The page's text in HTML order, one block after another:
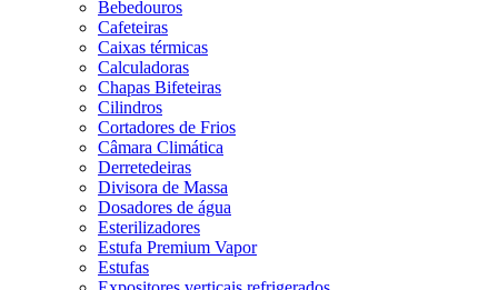
Bebedouros
Cafeteiras
Caixas térmicas
Calculadoras
Chapas Bifeteiras
Cilindros
Cortadores de Frios
Câmara Climática
Derretedeiras
Divisora de Massa
Dosadores de água
Esterilizadores
Estufa Premium Vapor
Estufas